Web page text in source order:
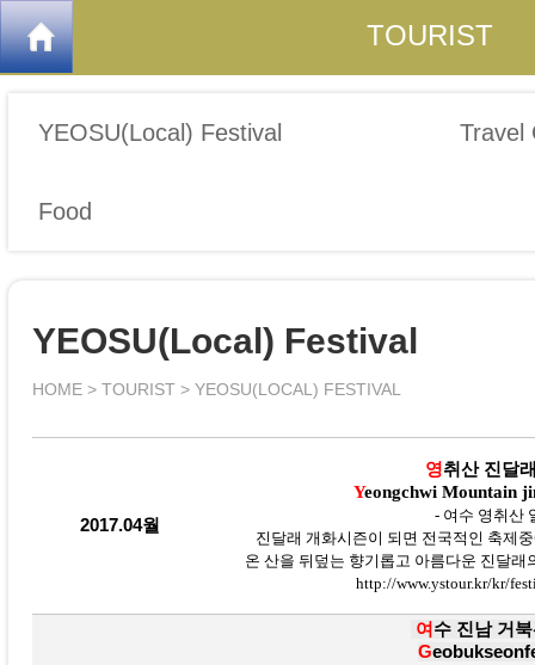
TOURIST
YEOSU(Local) Festival Travel
Food
YEOSU(Local) Festival
HOME > TOURIST > YEOSU(LOCAL) FESTIVAL
2017.04월
영취산 진달
Yeongchwi Mountain
- 여수 영취산
진달래 개화시즌이 되면 전국적인 축제
온 산을 뒤덮는 향기롭고 아름다운 진달
http://www.ystour.kr/kr/
여 수 진남 거
G